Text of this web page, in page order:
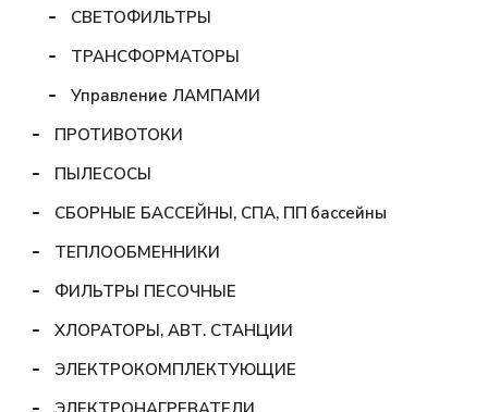
СВЕТОФИЛЬТРЫ
ТРАНСФОРМАТОРЫ
Управление ЛАМПАМИ
ПРОТИВОТОКИ
ПЫЛЕСОСЫ
СБОРНЫЕ БАССЕЙНЫ, СПА, ПП бассейны
ТЕПЛООБМЕННИКИ
ФИЛЬТРЫ ПЕСОЧНЫЕ
ХЛОРАТОРЫ, АВТ. СТАНЦИИ
ЭЛЕКТРОКОМПЛЕКТУЮЩИЕ